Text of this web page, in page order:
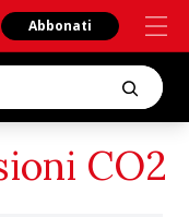
Abbonati
CO2